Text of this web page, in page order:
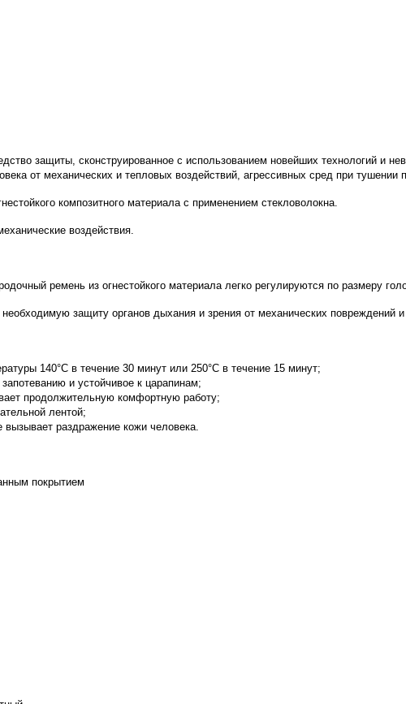
защиты, сконструированное с использованием новейших технологий и
от механических и тепловых воздействий, агрессивных сред при тушении
композитного материала с применением стекловолокна.
воздействия.
ремень из огнестойкого материала легко регулируются по размеру
защиту органов дыхания и зрения от механических повреждений
140°C в течение 30 минут или 250°C в течение 15 минут;
и устойчивое к царапинам;
продолжительную комфортную работу;
лентой;
раздражение кожи человека.
покрытием